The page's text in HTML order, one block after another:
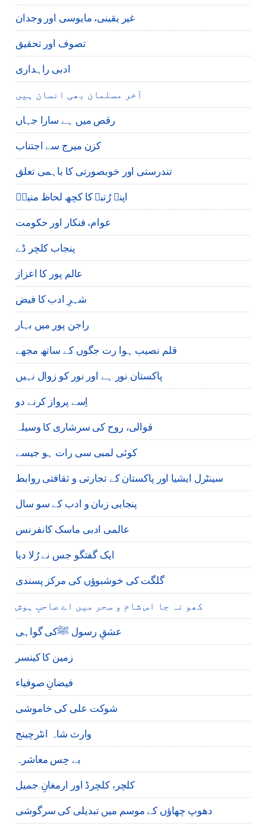
غیر یقینی، مایوسی اور وجدان
تصوف اور تحقیق
ادبی راہداری
آخر مسلمان بھی انسان ہیں
رقص میں ہے سارا جہاں
کزن میرج سے اجتناب
تندرستی اور خوبصورتی کا باہمی تعلق
اپنے رُتبے کا کچھ لحاظ منیرؔ
عوام، فنکار اور حکومت
پنجاب کلچر ڈے
عالم پور کا اعزاز
شہرِ ادب کا فیض
راجن پور میں بہار
قلم نصیب ہوا رت جگوں کے ساتھ مجھے
پاکستان نور ہے اور نور کو زوال نہیں
اِسے پرواز کرنے دو
قوالی، روح کی سرشاری کا وسیلہ
کوئی لمبی سی رات ہو جیسے
سینٹرل ایشیا اور پاکستان کے تجارتی و ثقافتی روابط
پنجابی زبان و ادب کے سو سال
عالمی ادبی ماسک کانفرنس
ایک گفتگو جس نے رُلا دیا
گلگت کی خوشبوؤں کی مرکز پسندی
کھو نہ جا اس شام و سحر میں اے صاحبِ ہوش
عشقِ رسول ﷺکی گواہی
زمین کا کینسر
فیضانِ صوفیاء
شوکت علی کی خاموشی
وارث شاہ انٹرچینج
بے حِس معاشرہ
کلچر، کلچرڈ اور ارمغانِ جمیل
دھوپ چھاؤں کے موسم میں تبدیلی کی سرگوشی